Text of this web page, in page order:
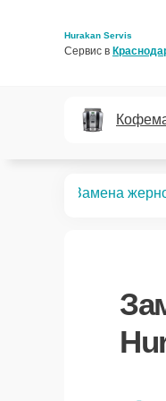
Hurakan Servis
Сервис в
Замена